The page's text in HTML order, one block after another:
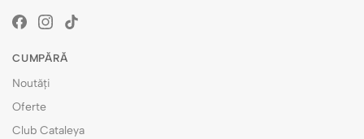
CUMPĂRĂ
Noutăți
Oferte
Club Cataleya